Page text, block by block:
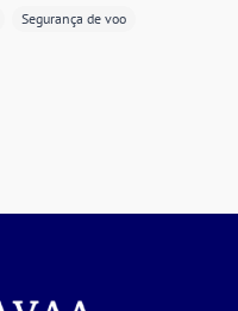
Segurança de voo